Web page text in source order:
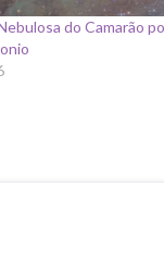
do Camarão